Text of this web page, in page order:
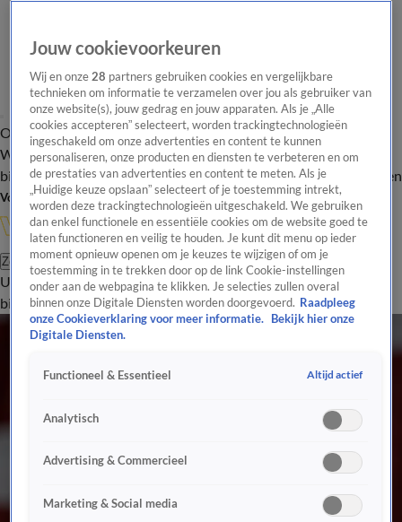
Overzicht Onze programma's Uitzendingen Onze gezichten
In de
WandelgangenInterviewsUitzending
bijwonenPodcastShopVeelgestelde vragenKijkersvraag insturen
Volg Vandaag Inside
Zoeken
UitzendingenVandaag InsideDe OranjezomerShopUitzending
bijwonen
Jouw cookievoorkeuren
Wij en onze28 partners gebruiken cookies en vergelijkbare
technieken om informatie te verzamelen over jou als gebruiker van
onze website(s), jouw gedrag en jouw apparaten. Als je „Alle
cookies accepteren” selecteert, worden trackingtechnologieën
ingeschakeld om onze advertenties en content te kunnen
personaliseren, onze producten en diensten te verbeteren en om
de prestaties van advertenties en content te meten. Als je
„Huidige keuze opslaan” selecteert of je toestemming intrekt,
worden deze trackingtechnologieën uitgeschakeld. We gebruiken
dan enkel functionele en essentiële cookies om de website goed te
laten functioneren en veilig te houden. Je kunt dit menu op ieder
moment opnieuw openen om je keuzes te wijzigen of om je
toestemming in te trekken door op de link Cookie-instellingen
onder aan de webpagina te klikken. Je selecties zullen overal
binnen onze Digitale Diensten worden doorgevoerd. Raadpleeg
onze Cookieverklaring voor meer informatie.
Bekijk hier onze
Digitale Diensten.
Functioneel & Essentieel Altijd actief
Analytisch
Advertising & Commercieel
Marketing & Social media